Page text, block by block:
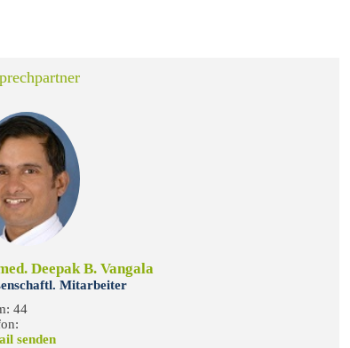
Deepak B. Vangala
Mitarbeiter
44
senden